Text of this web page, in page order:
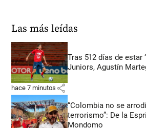
Las más leídas
Tras 512 días de estar
Juniors, Agustín
hace 7 minutos share
“Colombia no se
terrorismo”: De la
Mondomo